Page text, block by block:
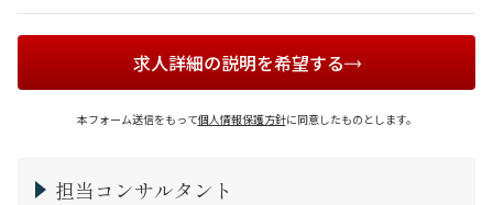
求人詳細の説明を希望する
本フォーム送信をもって個人情報保護方針に同意したものとします。
担当コンサルタント